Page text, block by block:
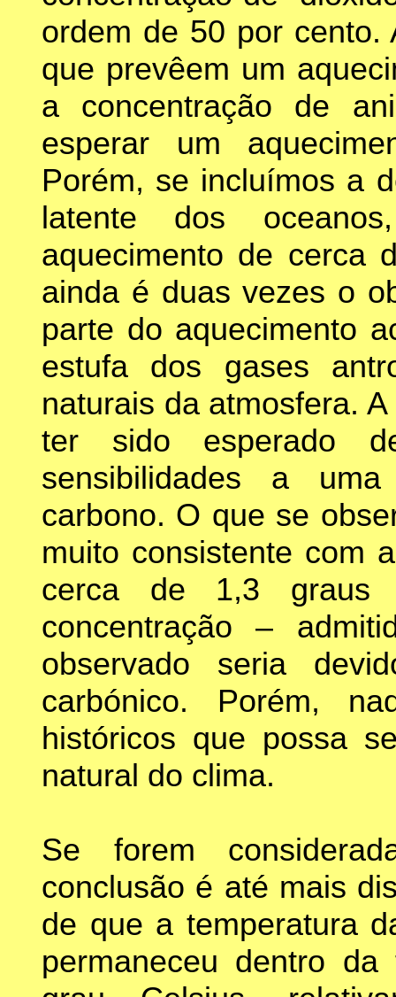
ordem de 50 por cento.
que prevêem um
a concentração de
esperar um
Porém, se incluímos a
latente dos
aquecimento de
ainda é duas vezes o
parte do aquecimento
estufa dos gases
naturais da atmosfera.
ter sido esperado
sensibilidades a
carbono. O que se
muito consistente com
cerca de 1,3 graus
concentração –
observado seria
carbónico. Porém,
históricos que possa
natural do clima.
Se forem
conclusão é até mais
de que a temperatura
permaneceu dentro